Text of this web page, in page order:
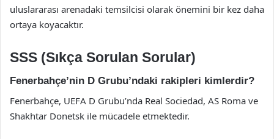
uluslararası arenadaki temsilcisi olarak önemini bir kez daha
ortaya koyacaktır.
SSS (Sıkça Sorulan Sorular)
Fenerbahçe’nin D Grubu’ndaki rakipleri kimlerdir?
Fenerbahçe, UEFA D Grubu’nda Real Sociedad, AS Roma ve
Shakhtar Donetsk ile mücadele etmektedir.